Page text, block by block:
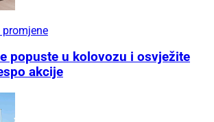
promjene
popuste u kolovozu i osvježite
akcije